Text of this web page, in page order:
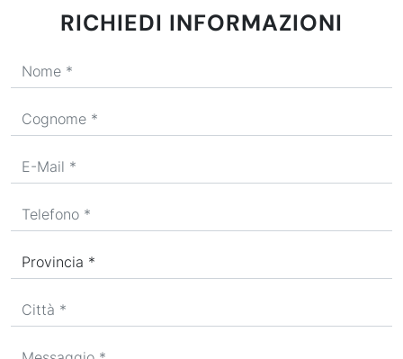
RICHIEDI INFORMAZIONI